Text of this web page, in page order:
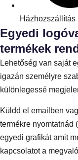
Házhozszállítás
Egyedi
termékek
Lehetőség van saját
igazán személyre
különlegessé
Küldd el emailben
termékre nyomtatnád
egyedi grafikát amit
kapcsolatot a